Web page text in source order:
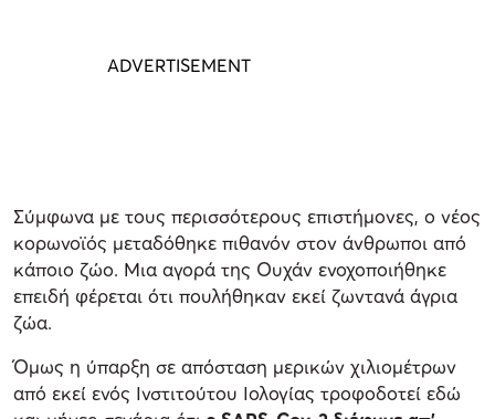
Σύμφωνα με τους περισσότερους επιστήμονες, ο νέος
κορωνοϊός μεταδόθηκε πιθανόν στον άνθρωποι από
κάποιο ζώο. Μια αγορά της Ουχάν ενοχοποιήθηκε
επειδή φέρεται ότι πουλήθηκαν εκεί ζωντανά άγρια
ζώα.
Όμως η ύπαρξη σε απόσταση μερικών χιλιομέτρων
από εκεί ενός Ινστιτούτου Ιολογίας τροφοδοτεί εδώ